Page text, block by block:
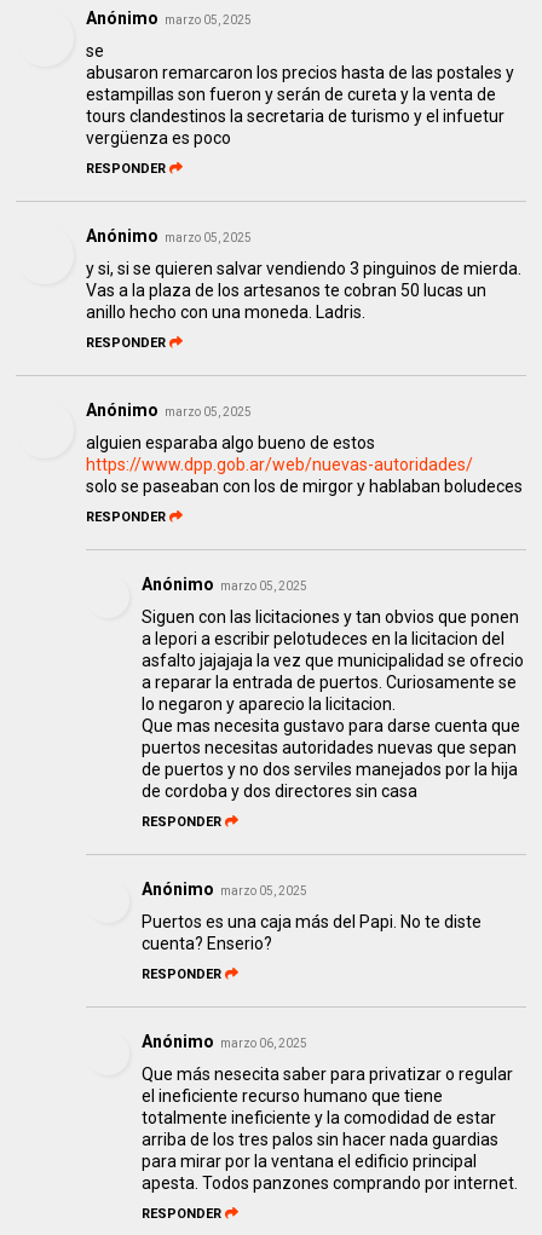
Anónimo marzo 05, 2025
se
abusaron remarcaron los precios hasta de las postales y
estampillas son fueron y serán de cureta y la venta de
tours clandestinos la secretaria de turismo y el infuetur
vergüenza es poco
RESPONDER
Anónimo marzo 05, 2025
y si, si se quieren salvar vendiendo 3 pinguinos de mierda.
Vas a la plaza de los artesanos te cobran 50 lucas un
anillo hecho con una moneda. Ladris.
RESPONDER
Anónimo marzo 05, 2025
alguien esparaba algo bueno de estos
https://www.dpp.gob.ar/web/nuevas-autoridades/
solo se paseaban con los de mirgor y hablaban boludeces
RESPONDER
Anónimo marzo 05, 2025
Siguen con las licitaciones y tan obvios que ponen
a lepori a escribir pelotudeces en la licitacion del
asfalto jajajaja la vez que municipalidad se ofrecio
a reparar la entrada de puertos. Curiosamente se
lo negaron y aparecio la licitacion.
Que mas necesita gustavo para darse cuenta que
puertos necesitas autoridades nuevas que sepan
de puertos y no dos serviles manejados por la hija
de cordoba y dos directores sin casa
RESPONDER
Anónimo marzo 05, 2025
Puertos es una caja más del Papi. No te diste
cuenta? Enserio?
RESPONDER
Anónimo marzo 06, 2025
Que más nesecita saber para privatizar o regular
el ineficiente recurso humano que tiene
totalmente ineficiente y la comodidad de estar
arriba de los tres palos sin hacer nada guardias
para mirar por la ventana el edificio principal
apesta. Todos panzones comprando por internet.
RESPONDER